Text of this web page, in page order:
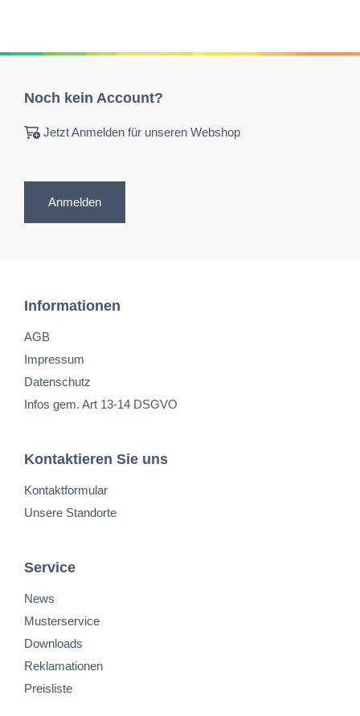
Noch kein Account?
Jetzt Anmelden für unseren Webshop
Anmelden
Informationen
AGB
Impressum
Datenschutz
Infos gem. Art 13-14 DSGVO
Kontaktieren Sie uns
Kontaktformular
Unsere Standorte
Service
News
Musterservice
Downloads
Reklamationen
Preisliste